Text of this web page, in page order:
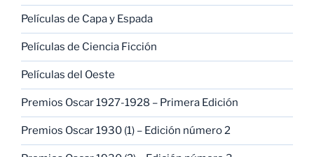
Películas de Capa y Espada
Películas de Ciencia Ficción
Películas del Oeste
Premios Oscar 1927-1928 – Primera Edición
Premios Oscar 1930 (1) – Edición número 2